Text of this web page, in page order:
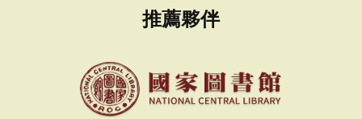
推薦夥伴